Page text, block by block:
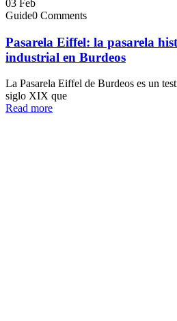
03 Feb
Guide0 Comments
Pasarela Eiffel: la pasarela
industrial en Burdeos
La Pasarela Eiffel de Burdeos es un
siglo XIX que
Read more